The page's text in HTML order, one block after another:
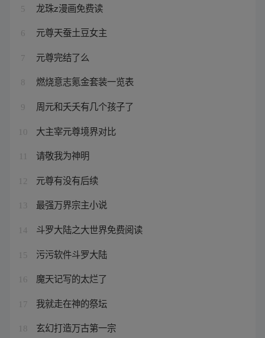
5 龙珠z漫画免费读
6 元尊天蚕土豆女主
7 元尊完结了么
8 燃烧意志氪金套装一览表
9 周元和夭夭有几个孩子了
10 大主宰元尊境界对比
请敬我为神明
12 元尊有没有后续
13 最强万界宗主小说
14 斗罗大陆之大世界免费阅读
15 污污软件斗罗大陆
16 魔天记写的太烂了
17 我就走在神的祭坛
18 玄幻打造万古第一宗